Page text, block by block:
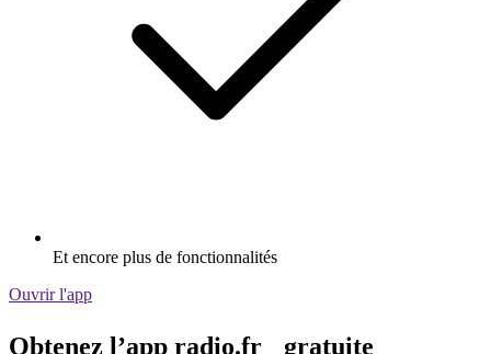
Et encore plus de fonctionnalités
Ouvrir l'app
Obtenez l’app radio.fr gratuite